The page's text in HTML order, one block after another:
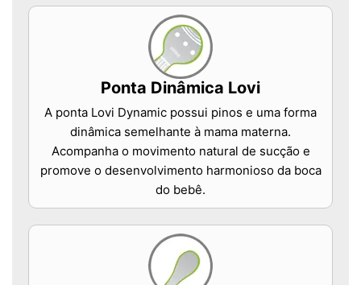
Ponta Dinâmica Lovi
A ponta Lovi Dynamic possui pinos e uma forma
dinâmica semelhante à mama materna.
Acompanha o movimento natural de sucção e
promove o desenvolvimento harmonioso da boca
do bebê.